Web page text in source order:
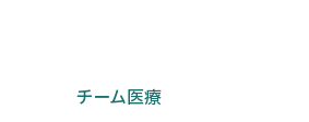
チーム医療